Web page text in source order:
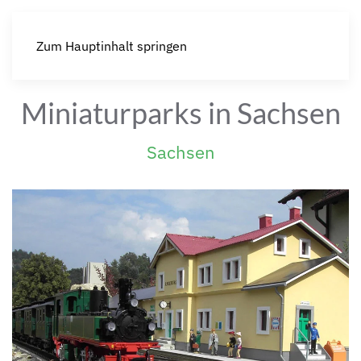
Zum Hauptinhalt springen
Miniaturparks in Sachsen
Sachsen